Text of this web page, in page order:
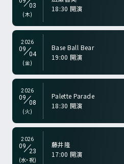
03
(木)
18:30 開演
color="gry">
2026
09
04
(金)
Base Ball Bear
19:00 開演
color="gry">
2026
09
08
(火)
Palette Parade
18:30 開演
color="gry">
2026
09
23
(水・祝)
藤井隆
17:00 開演
color="gry">